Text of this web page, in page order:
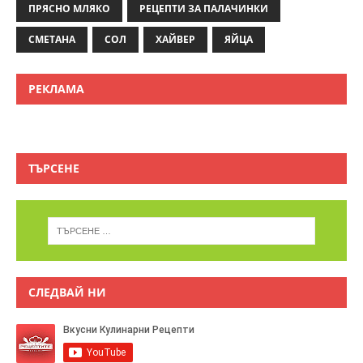
ПРЯСНО МЛЯКО РЕЦЕПТИ ЗА ПАЛАЧИНКИ
СМЕТАНА СОЛ ХАЙВЕР ЯЙЦА
РЕКЛАМА
ТЪРСЕНЕ
СЛЕДВАЙ НИ